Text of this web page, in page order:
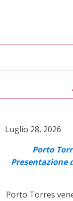
Luglio 28, 2026
Porto
Presentazione
Porto Torres